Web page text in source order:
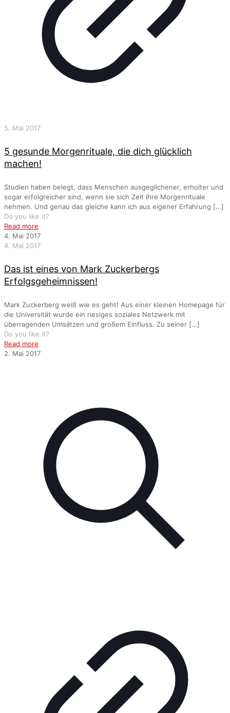
5. Mai 2017
5 gesunde Morgenrituale, die dich glücklich
machen!
Studien haben belegt, dass Menschen ausgeglichener, erholter und
sogar erfolgreicher sind, wenn sie sich Zeit ihre Morgenrituale
nehmen. Und genau das gleiche kann ich aus eigener Erfahrung […]
Do you like it?
Read more
4. Mai 2017
4. Mai 2017
Das ist eines von Mark Zuckerbergs
Erfolgsgeheimnissen!
Mark Zuckerberg weiß wie es geht! Aus einer kleinen Homepage für
die Universität wurde ein riesiges soziales Netzwerk mit
überragenden Umsätzen und großem Einfluss. Zu seiner […]
Do you like it?
Read more
2. Mai 2017